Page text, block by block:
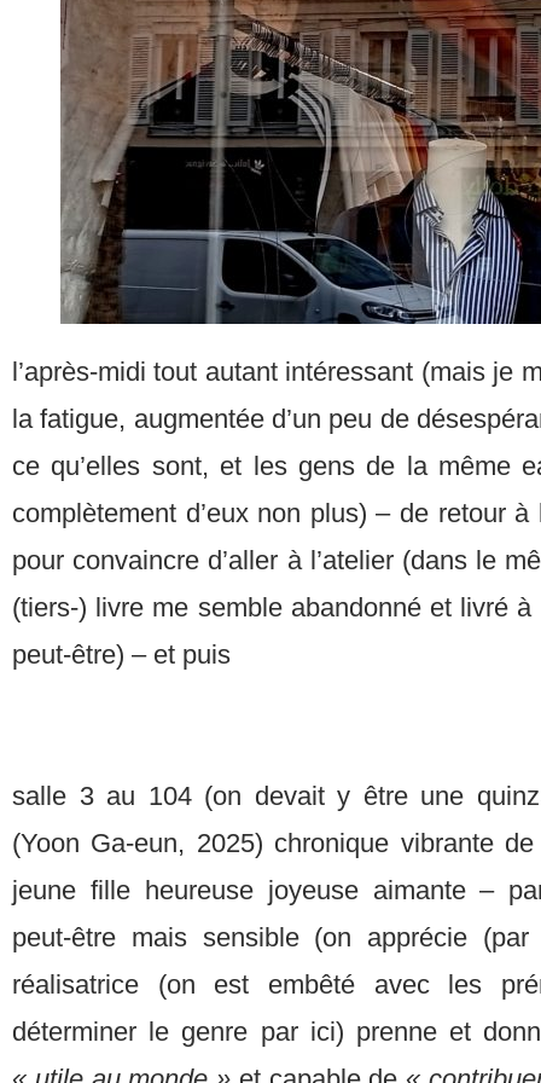
l’après-midi tout autant intéressant (mais je
la fatigue, augmentée d’un peu de
ce qu’elles sont, et les gens de la même
complètement d’eux non plus) – de retour
pour convaincre d’aller à l’atelier (dans le
(tiers-) livre me semble abandonné et livré à
peut-être) – et puis
salle 3 au 104 (on devait y être une
(Yoon Ga-eun, 2025) chronique vibrante
jeune fille heureuse joyeuse aimante –
peut-être mais sensible (on apprécie
réalisatrice (on est embêté avec les
déterminer le genre par ici) prenne et